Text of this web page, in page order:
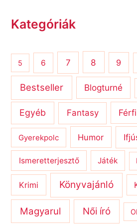
Kategóriák
5 6 7 8 9
Bestseller Blogturné
Egyéb Fantasy
Gyerekpolc Humor
Ismeretterjesztő Játék
Krimi Könyvajánló
Magyarul Női író